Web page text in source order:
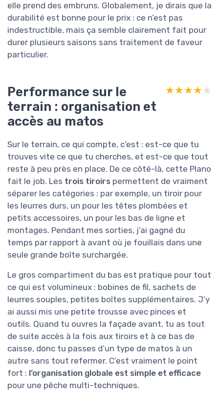
elle prend des embruns. Globalement, je dirais que la
durabilité est bonne pour le prix : ce n’est pas
indestructible, mais ça semble clairement fait pour
durer plusieurs saisons sans traitement de faveur
particulier.
Performance sur le
terrain : organisation et
accès au matos
★★★★★
★★★★★
Sur le terrain, ce qui compte, c’est : est-ce que tu
trouves vite ce que tu cherches, et est-ce que tout
reste à peu près en place. De ce côté-là, cette Plano
fait le job. Les trois tiroirs permettent de vraiment
séparer les catégories : par exemple, un tiroir pour
les leurres durs, un pour les têtes plombées et
petits accessoires, un pour les bas de ligne et
montages. Pendant mes sorties, j’ai gagné du
temps par rapport à avant où je fouillais dans une
seule grande boîte surchargée.
Le gros compartiment du bas est pratique pour tout
ce qui est volumineux : bobines de fil, sachets de
leurres souples, petites boîtes supplémentaires. J’y
ai aussi mis une petite trousse avec pinces et
outils. Quand tu ouvres la façade avant, tu as tout
de suite accès à la fois aux tiroirs et à ce bas de
caisse, donc tu passes d’un type de matos à un
autre sans tout refermer. C’est vraiment le point
fort : l’organisation globale est simple et efficace
pour une pêche multi-techniques.